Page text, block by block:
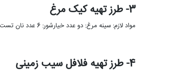
3- طرز تهیه کیک مرغ
مواد لازم: سینه مرغ: دو عدد خیارشور: 6 عدد نان تست: یک بسته جعفری: نصف لیوان پیازچه: نصف لیوان نمک …
4- طرز تهیه فلافل سیب زمینی